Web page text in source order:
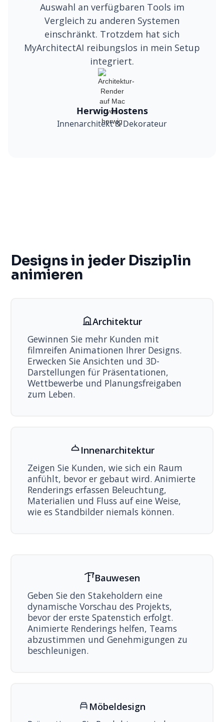
Auswahl an verfügbaren Tools im
Vergleich zu anderen Systemen
einschränkt. Trotzdem hat sich
MyArchitectAI reibungslos in mein Setup
integriert.
Herwig Hostens
Innenarchitekt & Dekorateur
Designs in jeder Disziplin
animieren
Architektur
Gewinnen Sie mehr Kunden mit
filmreifen Animationen Ihrer Designs.
Erwecken Sie Ansichten und 3D-
Darstellungen für Präsentationen,
Wettbewerbe und Planungsfreigaben
zum Leben.
Innenarchitektur
Zeigen Sie Kunden, wie sich ein Raum
anfühlt, bevor er gebaut wird. Animierte
Renderings erfassen Beleuchtung,
Materialien und Fluss auf eine Weise,
wie es Standbilder niemals können.
Bauwesen
Geben Sie den Stakeholdern eine
dynamische Vorschau des Projekts,
bevor der erste Spatenstich erfolgt.
Animierte Renderings helfen, Teams
abzustimmen und Genehmigungen zu
beschleunigen.
Möbeldesign